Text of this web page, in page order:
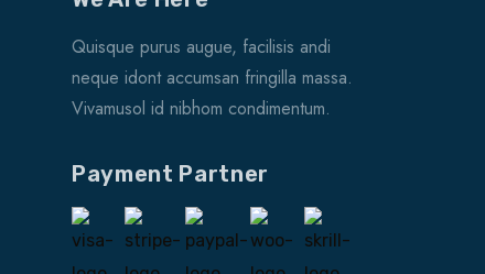
Quisque purus augue, facilisis andi
neque idont accumsan fringilla massa.
Vivamusol id nibhom condimentum.
Payment Partner